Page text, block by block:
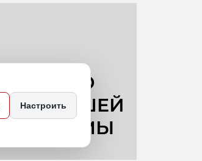
Настроить